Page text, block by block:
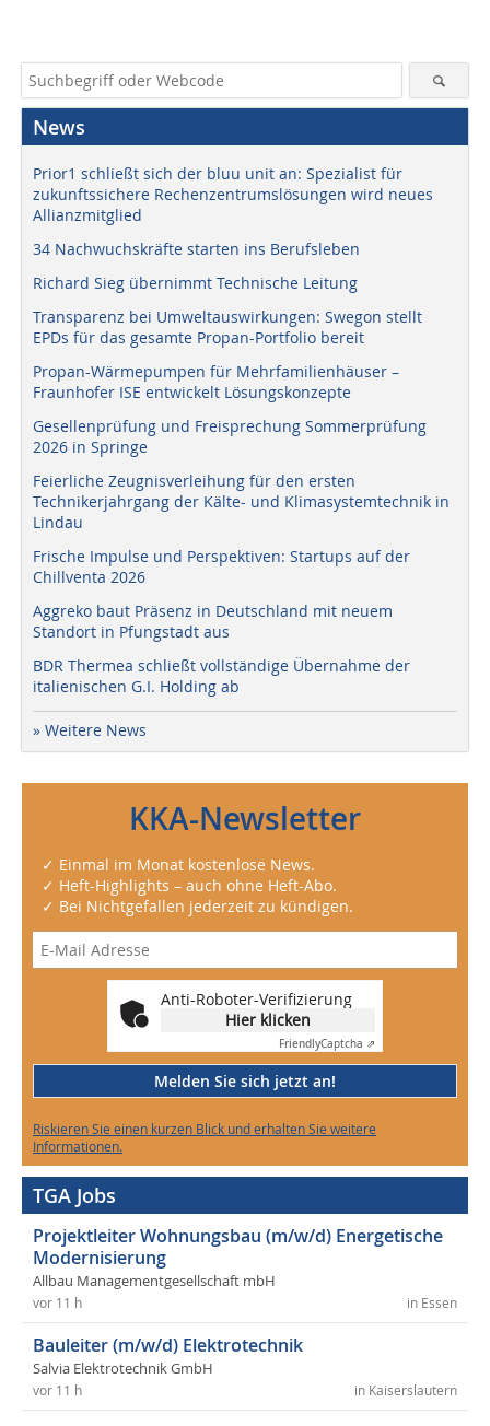
News
Prior1 schließt sich der bluu unit an: Spezialist für
zukunftssichere Rechenzentrumslösungen wird neues
Allianzmitglied
34 Nachwuchskräfte starten ins Berufsleben
Richard Sieg übernimmt Technische Leitung
Transparenz bei Umweltauswirkungen: Swegon stellt
EPDs für das gesamte Propan-Portfolio bereit
Propan-Wärmepumpen für Mehrfamilienhäuser –
Fraunhofer ISE entwickelt Lösungskonzepte
Gesellenprüfung und Freisprechung Sommerprüfung
2026 in Springe
Feierliche Zeugnisverleihung für den ersten
Technikerjahrgang der Kälte- und Klimasystemtechnik in
Lindau
Frische Impulse und Perspektiven: Startups auf der
Chillventa 2026
Aggreko baut Präsenz in Deutschland mit neuem
Standort in Pfungstadt aus
BDR Thermea schließt vollständige Übernahme der
italienischen G.I. Holding ab
» Weitere News
KKA-Newsletter
✓ Einmal im Monat kostenlose News.
✓ Heft-Highlights – auch ohne Heft-Abo.
✓ Bei Nichtgefallen jederzeit zu kündigen.
Anti-Roboter-Verifizierung
Hier klicken
FriendlyCaptcha ⇗
Melden Sie sich jetzt an!
Riskieren Sie einen kurzen Blick und erhalten Sie weitere
Informationen.
TGA Jobs
Projektleiter Wohnungsbau (m/w/d) Energetische
Modernisierung
Allbau Managementgesellschaft mbH
in Essen
vor 11 h
Bauleiter (m/w/d) Elektrotechnik
Salvia Elektrotechnik GmbH
in Kaiserslautern
vor 11 h